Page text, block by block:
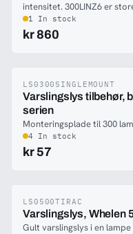
intensitet. 300LINZ6 er
med 6 dioder istedet for 3.
i denne størrelse.
monteringsmuligheder på
for dem, som ønsker
1 In stock
kr 860
-67%
LS0300SINGLEMOUNT
Varslingslys tilbehør,
serien
Monteringsplade til 300
4 In stock
kr 57
-66%
LS0500TIRAC
Varslingslys, Whelen
Gult varslingslys i en